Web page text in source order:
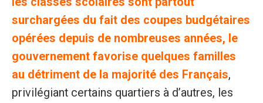
surchargées du fait des coupes budgétaires
opérées depuis de nombreuses années, le
gouvernement favorise quelques familles
au détriment de la majorité des Français,
privilégiant certains quartiers à d’autres, les